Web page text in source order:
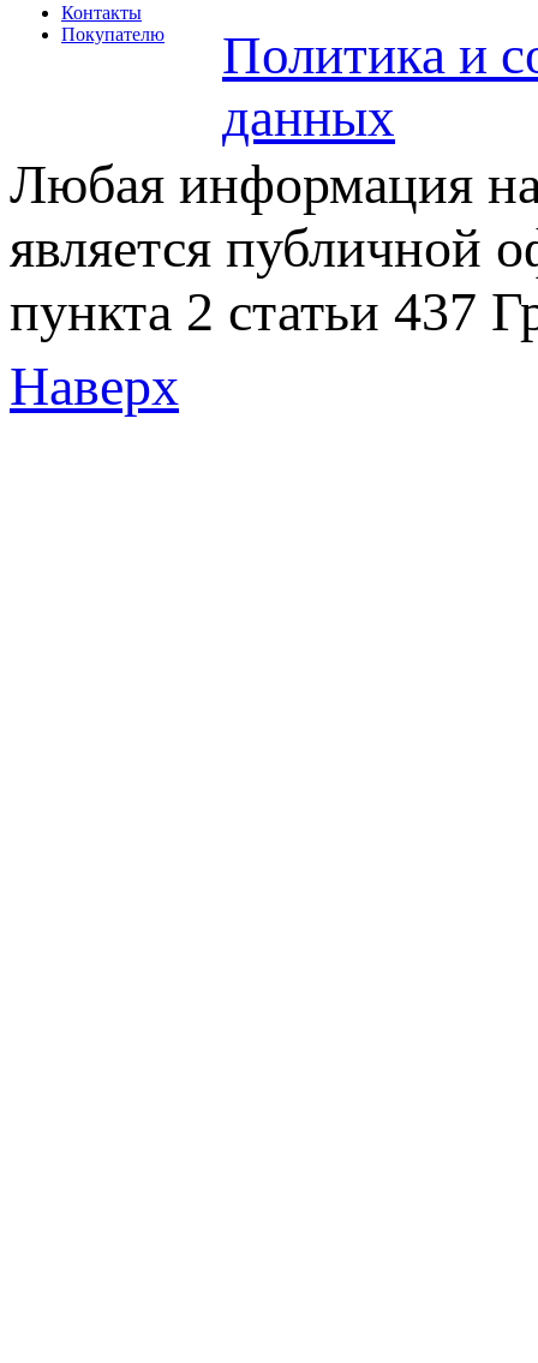
Контакты
Покупателю
Политика и
данных
Любая информация на
является публичной
пункта 2 статьи 437
Наверх